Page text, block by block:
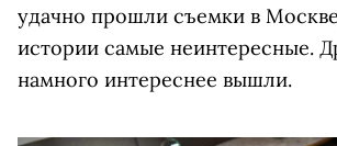
удачно прошли съемки в
истории самые неинтересные.
намного интереснее вышли.